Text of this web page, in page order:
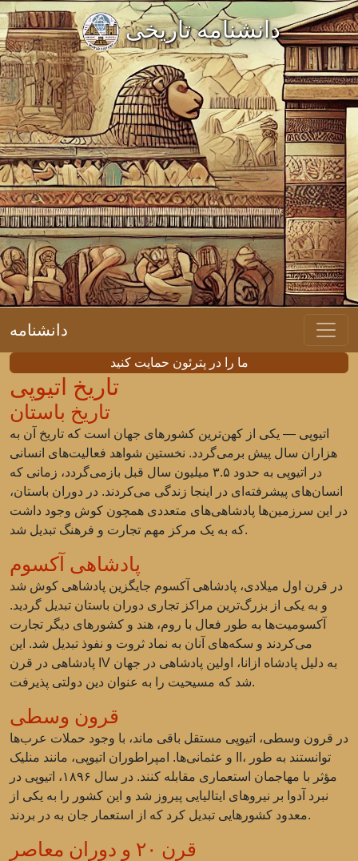
دانشنامه تاریخی
دانشنامه
ما را در پترئون حمایت کنید
تاریخ اتیوپی
تاریخ باستان
اتیوپی — یکی از کهن‌ترین کشورهای جهان است که تاریخ آن به
هزاران سال پیش برمی‌گردد. نخستین شواهد فعالیت‌های انسانی
در اتیوپی به حدود ۳.۵ میلیون سال قبل بازمی‌گردد، زمانی که
انسان‌های پیشرفته‌ای در اینجا زندگی می‌کردند. در دوران باستان،
در این سرزمین‌ها پادشاهی‌های متعددی همچون کوش وجود داشت
که به یک مرکز مهم تجارت و فرهنگ تبدیل شد.
پادشاهی آکسوم
در قرن اول میلادی، پادشاهی آکسوم جایگزین پادشاهی کوش شد
و به یکی از بزرگ‌ترین مراکز تجاری دوران باستان تبدیل گردید.
آکسومیت‌ها به طور فعال با روم، هند و کشورهای دیگر تجارت
می‌کردند و سکه‌های آنان به نماد ثروت و نفوذ تبدیل شد. این
پادشاهی در قرن IV به دلیل پادشاه ازانا، اولین پادشاهی در جهان
شد که مسیحیت را به عنوان دین دولتی پذیرفت.
قرون وسطی
در قرون وسطی، اتیوپی مستقل باقی ماند، با وجود حملات عرب‌ها
و عثمانی‌ها. امپراطوران اتیوپی، مانند منلیک II، توانستند به طور
مؤثر با مهاجمان استعماری مقابله کنند. در سال ۱۸۹۶، اتیوپی در
نبرد آدوا بر نیروهای ایتالیایی پیروز شد و این کشور را به یکی از
معدود کشورهایی تبدیل کرد که از استعمار جان به در بردند.
قرن ۲۰ و دوران معاصر